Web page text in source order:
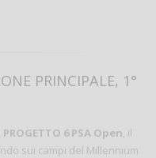
PRINCIPALE, 1°
PROGETTO 6 PSA Open, il
sui campi del Millennium